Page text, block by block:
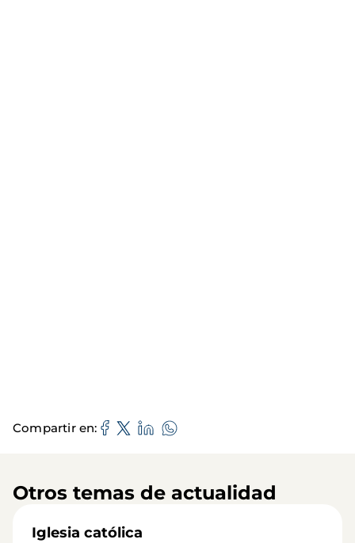
Compartir en
Otros temas de actualidad
Iglesia católica